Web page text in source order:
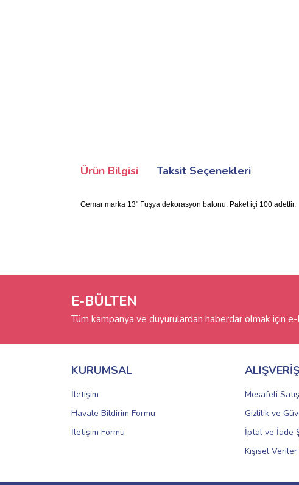
Ürün Bilgisi Taksit Seçenekleri
Gemar marka 13" Fuşya dekorasyon balonu. Paket içi 100 adettir.
E-BÜLTEN
Tüm kampanya ve duyurulardan haberdar olmak için
KURUMSAL
İletişim
Havale Bildirim Formu
İletişim Formu
ALIŞVERİŞ
Mesafeli
Gizlilik ve
İptal ve İade
Kişisel Veriler